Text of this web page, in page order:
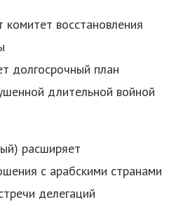
восстановления
долгосрочный план
длительной войной
расширяет
с арабскими странами
делегаций